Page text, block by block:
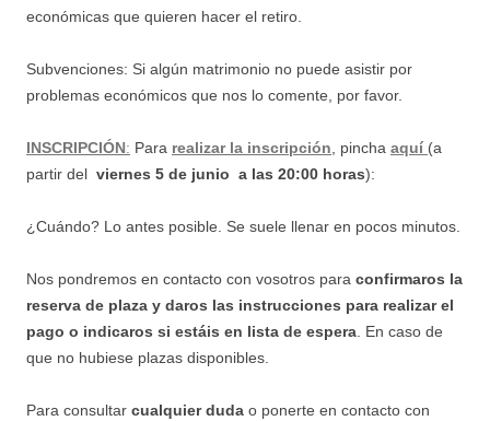
económicas que quieren hacer el retiro.
Subvenciones: Si algún matrimonio no puede asistir por
problemas económicos que nos lo comente, por favor.
INSCRIPCIÓN: Para realizar la inscripción , pincha aquí (a
partir del viernes 5 de junio a las 20:00 horas):
¿Cuándo? Lo antes posible. Se suele llenar en pocos minutos.
Nos pondremos en contacto con vosotros para confirmaros la
reserva de plaza y daros las instrucciones para realizar el
pago o indicaros si estáis en lista de espera . En caso de
que no hubiese plazas disponibles.
Para consultar cualquier duda o ponerte en contacto con